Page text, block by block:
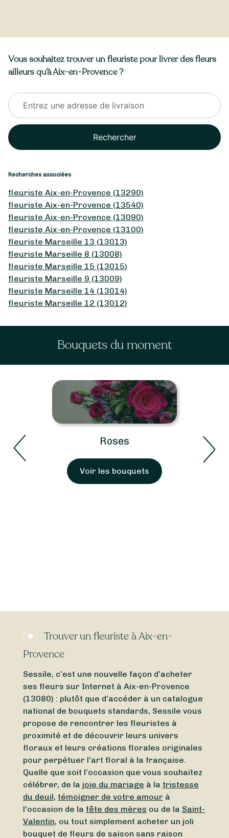
Vous souhaitez trouver un fleuriste pour livrer des fleurs
ailleurs qu’à Aix-en-Provence ?
Rechercher
Recherches associées
fleuriste Aix-en-Provence (13290)
fleuriste Aix-en-Provence (13540)
fleuriste Aix-en-Provence (13090)
fleuriste Aix-en-Provence (13100)
fleuriste Marseille 13 (13013)
fleuriste Marseille 8 (13008)
fleuriste Marseille 15 (13015)
fleuriste Marseille 9 (13009)
fleuriste Marseille 14 (13014)
fleuriste Marseille 12 (13012)
Bouquets du moment
Roses
Voir les bouquets
Trouver un fleuriste à Aix-en-
Provence
Sessile, c’est une nouvelle façon d’acheter
ses fleurs sur Internet à Aix-en-Provence
(13080) : plutôt que d’accéder à un catalogue
national de bouquets standards, Sessile vous
propose de rencontrer les fleuristes à
proximité et de découvrir leurs univers
floraux et leurs créations florales originales
pour perpétuer l’art floral à la française.
Quelle que soit l’occasion que vous souhaitez
célébrer, de la joie du mariage à la tristesse
du deuil, témoigner de votre amour à
l’occasion de la fête des mères ou de la Saint-
Valentin, ou tout simplement acheter un joli
bouquet de fleurs de saison sans raison